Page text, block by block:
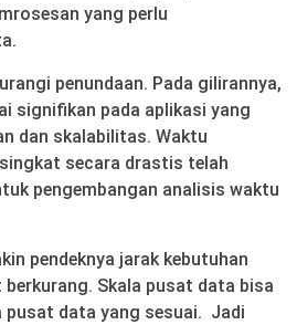
yang perlu
penundaan. Pada gilirannya,
signifikan pada aplikasi yang
dan skalabilitas. Waktu
secara drastis telah
pengembangan analisis waktu
pendeknya jarak kebutuhan
Skala pusat data bisa
pusat data yang sesuai. Jadi